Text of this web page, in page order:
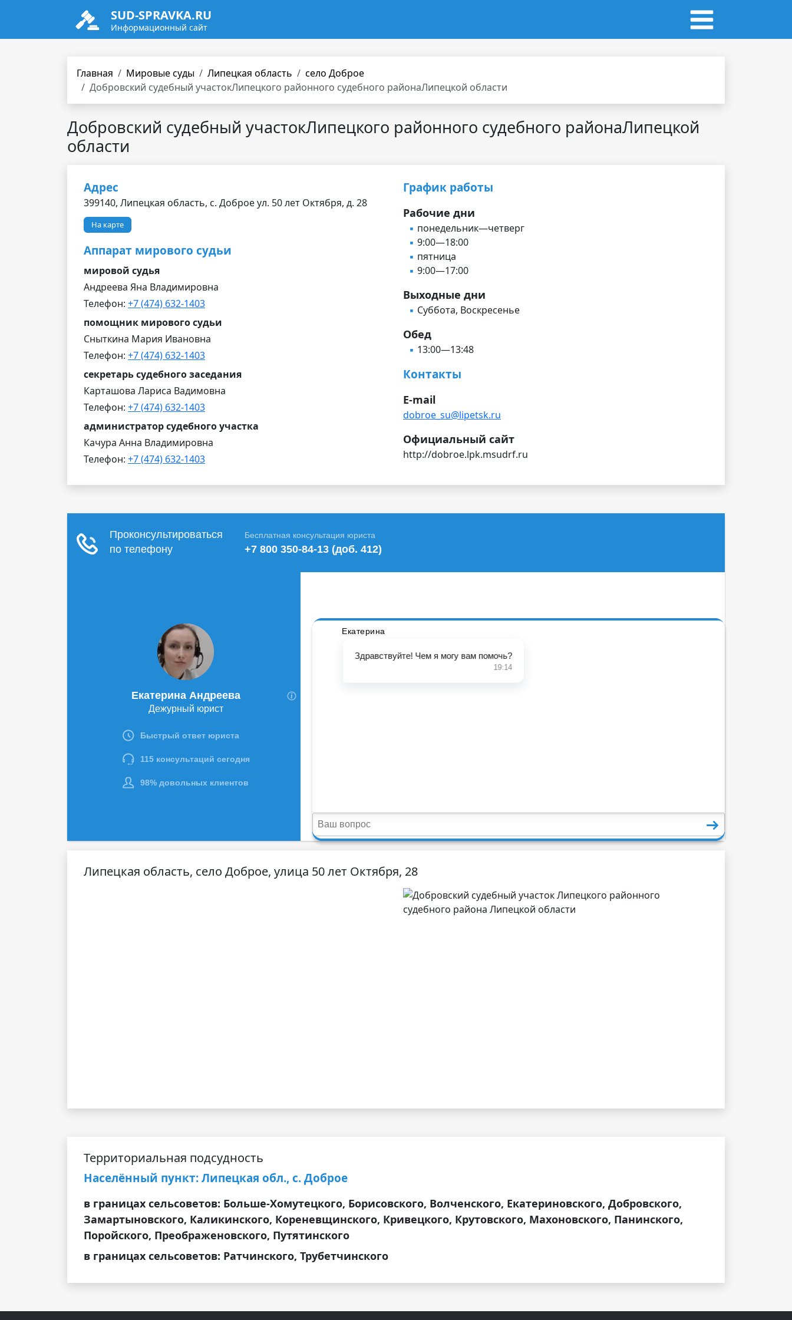
SUD-SPRAVKA.RU
Информационный сайт
Главная Мировые суды Липецкая область
село Доброе
Добровский судебный участокЛипецкого районного судебного районаЛипецкой области
Добровский судебный участокЛипецкого районного судебного районаЛипецкой
области
Адрес
399140, Липецкая область, с. Доброе ул. 50 лет Октября, д. 28
На карте
Аппарат мирового судьи
мировой судья
Андреева Яна Владимировна
Телефон: +7 (474) 632-1403
помощник мирового судьи
Сныткина Мария Ивановна
Телефон: +7 (474) 632-1403
секретарь судебного заседания
Карташова Лариса Вадимовна
Телефон: +7 (474) 632-1403
администратор судебного участка
Качура Анна Владимировна
Телефон: +7 (474) 632-1403
График работы
Рабочие дни
понедельник—четверг
9:00—18:00
пятница
9:00—17:00
Выходные дни
Суббота, Воскресенье
Обед
13:00—13:48
Контакты
E-mail
dobroe_su@lipetsk.ru
Официальный сайт
http://dobroe.lpk.msudrf.ru
Липецкая область, село Доброе, улица 50 лет Октября, 28
Территориальная подсудность
Населённый пункт: Липецкая обл., с. Доброе
в границах сельсоветов: Больше-Хомутецкого, Борисовского, Волченского, Екатериновского, Добровского,
Замартыновского, Каликинского, Кореневщинского, Кривецкого, Крутовского, Махоновского, Панинского,
Поройского, Преображеновского, Путятинского
в границах сельсоветов: Ратчинского, Трубетчинского